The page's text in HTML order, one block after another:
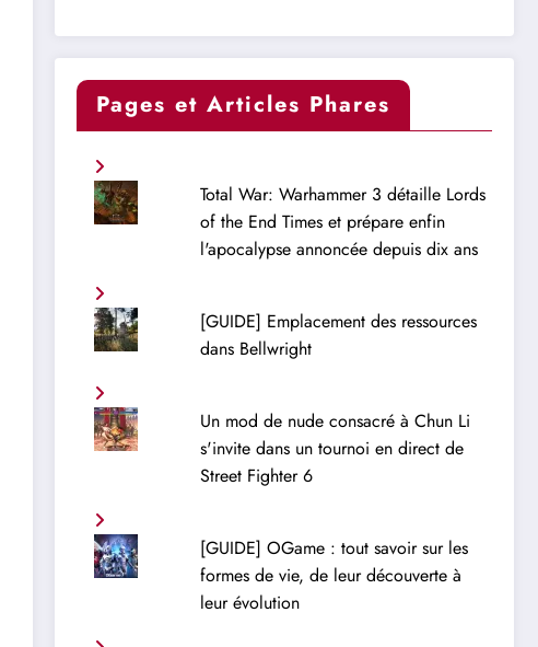
Pages et Articles Phares
Total War: Warhammer 3 détaille Lords
of the End Times et prépare enfin
l'apocalypse annoncée depuis dix ans
[GUIDE] Emplacement des ressources
dans Bellwright
Un mod de nude consacré à Chun Li
s'invite dans un tournoi en direct de
Street Fighter 6
[GUIDE] OGame : tout savoir sur les
formes de vie, de leur découverte à
leur évolution